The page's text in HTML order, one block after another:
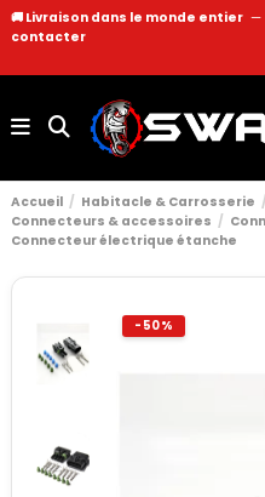
🚚 Livraison dans le monde entier —
contacter
Accueil Habitacle & Carrosserie
Connecteurs & accessoires
Connecteur électrique étanche
-50%